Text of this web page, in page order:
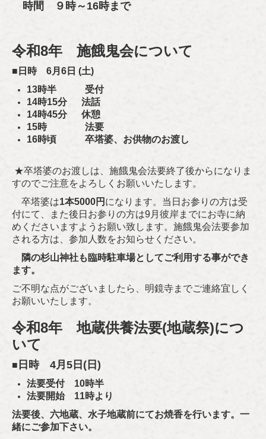
時間 ９時～16時まで
令和8年 施餓鬼会について
■ 日時 6月6日 (土)
13時半 受付
14時15分 法話
14時45分 休憩
15時 法要
16時頃 卒塔婆、お供物のお渡し
★卒塔婆のお渡しは、施餓鬼会法要終了後からになりま
すのでご注意をよろしくお願いいたします。
卒塔婆は1本5000円 になります。当日お参りの方は受
付にて、また後日お参りの方は9月彼岸までにお寺に納
めくださいますようお願い致します。施餓鬼会法要参加
される方は、参加人数をお知らせください。
隣の杉山神社も臨時駐車場としてご利用する事ができ
ます。
ご不明な点がございましたら、明鏡寺までご連絡宜しく
お願いいたします。
令和8年 地蔵供養法要(地蔵祭)につ
いて
■ 日時 4月5 日(日)
法要受付 10時半
法要開始 11時より
法要後、六地蔵、水子地蔵前にてお焼香を行います。一
緒にご参加下さい。